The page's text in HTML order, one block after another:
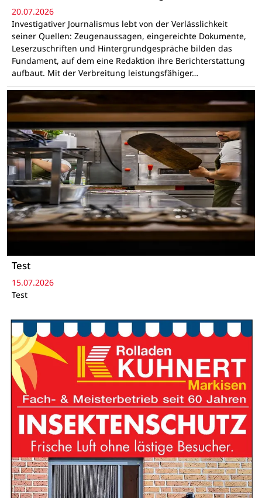
20.07.2026
Investigativer Journalismus lebt von der Verlässlichkeit
seiner Quellen: Zeugenaussagen, eingereichte Dokumente,
Leserzuschriften und Hintergrundgespräche bilden das
Fundament, auf dem eine Redaktion ihre Berichterstattung
aufbaut. Mit der Verbreitung leistungsfähiger…
Test
15.07.2026
Test